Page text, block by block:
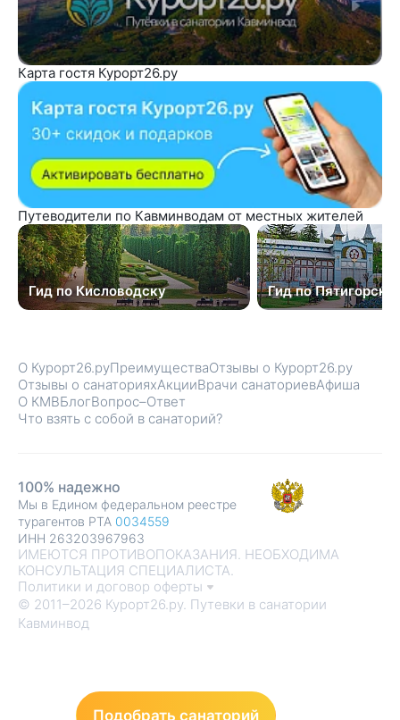
Карта гостя Курорт26.ру
Путеводители по Кавминводам от местных жителей
Гид по Кисловодску Гид по Пятигорску
О Курорт26.руПреимуществаОтзывы о Курорт26.ру
Отзывы о санаторияхАкцииВрачи санаториевАфиша
О КМВБлогВопрос–Ответ
Что взять с собой в санаторий?
ИМЕЮТСЯ ПРОТИВОПОКАЗАНИЯ. НЕОБХОДИМА
КОНСУЛЬТАЦИЯ СПЕЦИАЛИСТА.
Политики и договор оферты
© 2011–2026 Курорт26.ру. Путевки в санатории
Кавминвод
100% надежно
Мы в Едином федеральном реестре
турагентов РТА 0034559
ИНН 263203967963
Подобрать санаторий